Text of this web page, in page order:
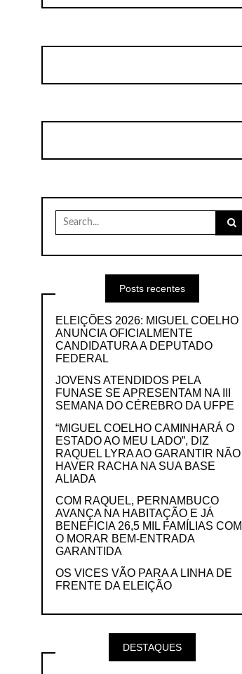
Search
for:
Posts recentes
ELEIÇÕES 2026: MIGUEL COELHO
ANUNCIA OFICIALMENTE
CANDIDATURA A DEPUTADO
FEDERAL
JOVENS ATENDIDOS PELA
FUNASE SE APRESENTAM NA III
SEMANA DO CÉREBRO DA UFPE
“MIGUEL COELHO CAMINHARÁ O
ESTADO AO MEU LADO”, DIZ
RAQUEL LYRA AO GARANTIR NÃO
HAVER RACHA NA SUA BASE
ALIADA
COM RAQUEL, PERNAMBUCO
AVANÇA NA HABITAÇÃO E JÁ
BENEFICIA 26,5 MIL FAMÍLIAS COM
O MORAR BEM-ENTRADA
GARANTIDA
OS VICES VÃO PARA A LINHA DE
FRENTE DA ELEIÇÃO
DESTAQUES